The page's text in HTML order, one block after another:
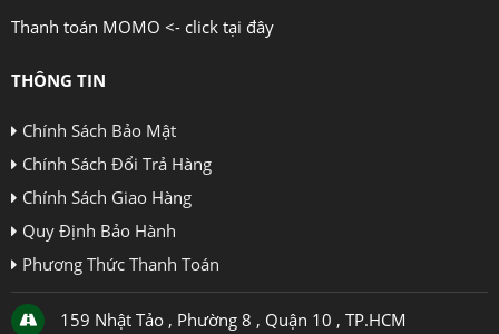
Thanh toán MOMO <- click tại đây
THÔNG TIN
Chính Sách Bảo Mật
Chính Sách Đổi Trả Hàng
Chính Sách Giao Hàng
Quy Định Bảo Hành
Phương Thức Thanh Toán
159 Nhật Tảo , Phường 8 , Quận 10 , TP.HCM